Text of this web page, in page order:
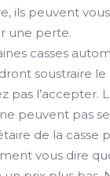
ils peuvent
une perte.
casses
soustraire
pas l’accepter.
peuvent pas
de la casse
vous dire